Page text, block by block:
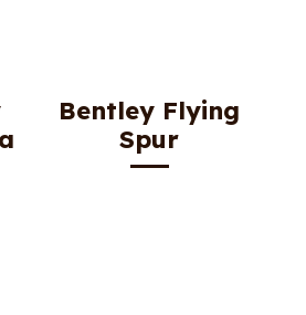
Bentley Flying
Spur